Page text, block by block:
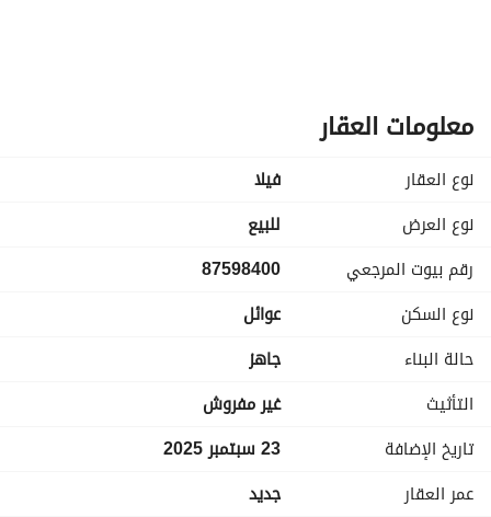
الدور الثاني
4 غرف نوم ماستر وصالة
الدور الثالث
سطح كبير وغرفة خادمة وغسيل مع مغسلة ودورة مياه
معلومات العقار
نوع العقار
فیلا
نوع العرض
للبيع
رقم بيوت المرجعي
87598400
نوع السكن
عوائل
حالة البناء
جاهز
التأثيث
غير مفروش
تاريخ الإضافة
23 سبتمبر 2025
عمر العقار
جديد